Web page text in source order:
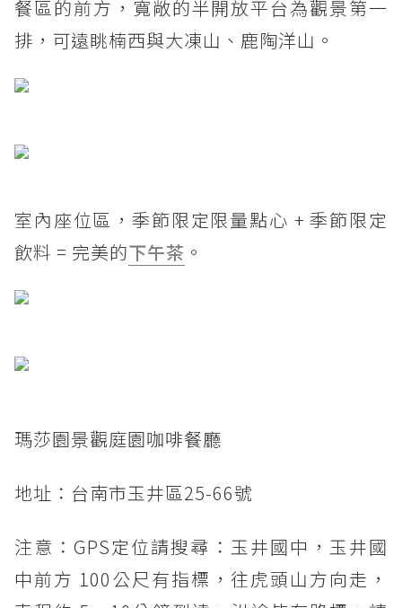
餐區的前方，寬敞的半開放平台為觀景第一
排，可遠眺楠西與大凍山、鹿陶洋山。
室內座位區，季節限定限量點心 + 季節限定
飲料 = 完美的下午茶 。
瑪莎園景觀庭園咖啡餐廳
地址：台南市玉井區25-66號
注意：GPS定位請搜尋：玉井國中，玉井國
中前方 100公尺有指標，往虎頭山方向走，